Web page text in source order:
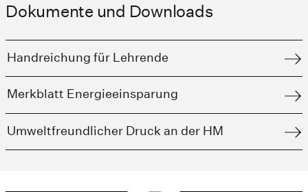
Dokumente und Downloads
Handreichung für Lehrende
Merkblatt Energieeinsparung
Umweltfreundlicher Druck an der HM